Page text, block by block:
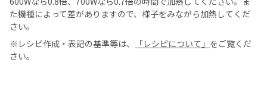
た機種によって差がありますので、様子をみながら加熱してくだ
さい。
※レシピ作成・表記の基準等は、
「レシピについて」 をご覧くだ
さい。